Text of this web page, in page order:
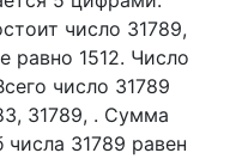
число 31789,
равно 1512. Число
число 31789
31789, . Сумма
31789 равен